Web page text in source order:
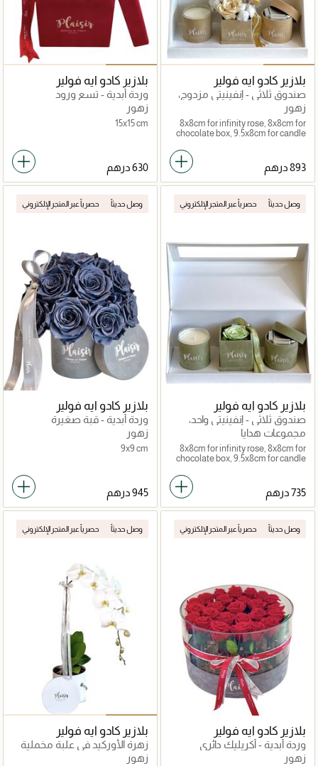
بلازير كادو ايه فولير
صندوق ثلاثي - إنفينيتي مزدوج،
شوكولاتة، شمعة
زهور
8x8cm for infinity rose, 8x8cm for
chocolate box, 9.5x8cm for candle
بلازير كادو ايه فولير
وردة أبدية - تسع ورود
زهور
15x15 cm
وصل حديثاً حصرياً عبر المتجر الإلكتروني
بلازير كادو ايه فولير
صندوق ثلاثي - إنفينيتي واحد،
شوكولاتة، شمعة
مجموعات هدايا
8x8cm for infinity rose, 8x8cm for
chocolate box, 9.5x8cm for candle
وصل حديثاً حصرياً عبر المتجر الإلكتروني
بلازير كادو ايه فولير
وردة أبدية - قبة صغيرة
زهور
9x9 cm
وصل حديثاً حصرياً عبر المتجر الإلكتروني
بلازير كادو ايه فولير
وردة أبدية - أكريليك دائري
زهور
وصل حديثاً حصرياً عبر المتجر الإلكتروني
بلازير كادو ايه فولير
زهرة الأوركيد في علبة مخملية
زهور